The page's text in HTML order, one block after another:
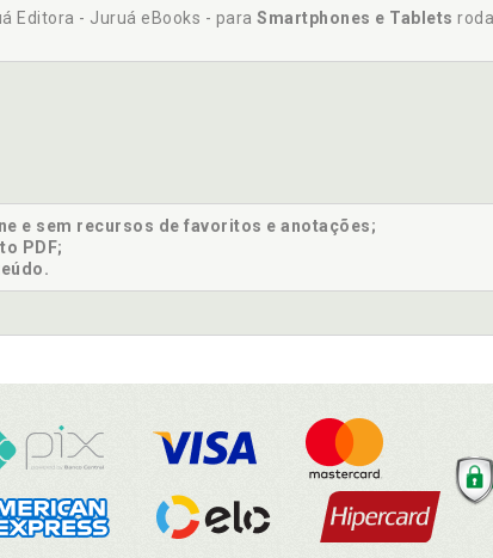
Editora - Juruá eBooks - para Smartphones e Tablets
e sem recursos de favoritos e anotações;
PDF;